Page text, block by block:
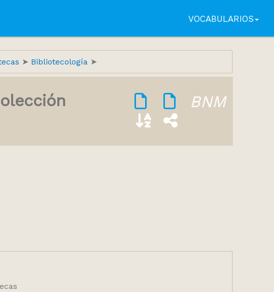
VOCABULARIOS
Bibliotecología
BNM